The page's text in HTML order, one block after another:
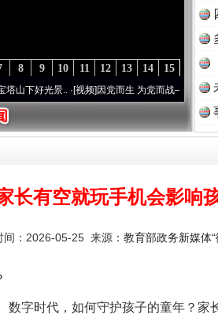
15
14
13
12
11
10
9
8
视频]因党而生 为党而战——百年“纪”事⑧加强纪律..
长有空就玩手机会影响
间：2026-05-25 来源： 教育部政务新媒体“
时代，如何守护孩子的童年？家